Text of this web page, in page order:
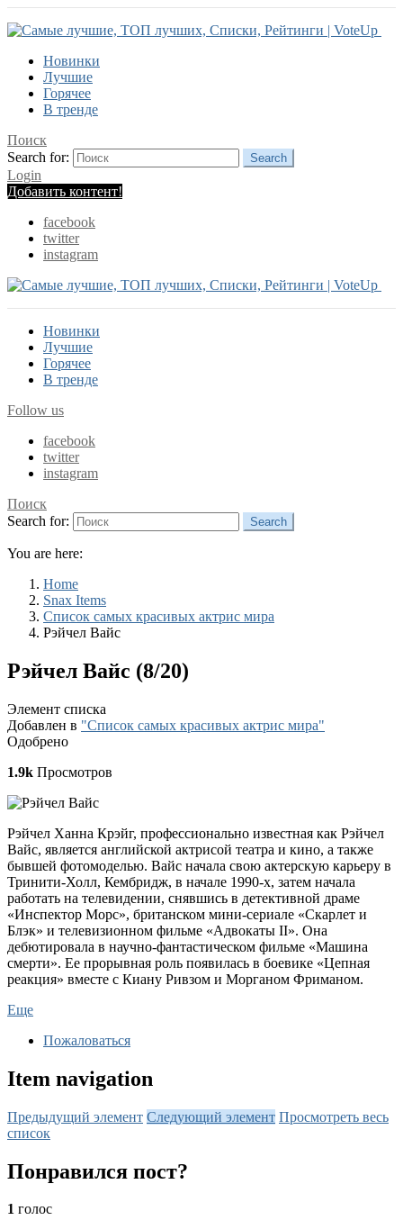
Новинки
Лучшие
Горячее
В тренде
Поиск
Search for:
Search
Login
Добавить контент!
facebook
twitter
instagram
Новинки
Лучшие
Горячее
В тренде
Follow us
facebook
twitter
instagram
Поиск
Search for:
Search
You are here:
Home
Snax Items
Список самых красивых актрис мира
Рэйчел Вайс
Рэйчел Вайс (8/20)
Элемент списка
Добавлен в "Список самых красивых актрис мира"
Одобрено
1.9k Просмотров
Рэйчел Ханна Крэйг, профессионально известная как Рэйчел
Вайс, является английской актрисой театра и кино, а также
бывшей фотомоделью. Вайс начала свою актерскую карьеру в
Тринити-Холл, Кембридж, в начале 1990-х, затем начала
работать на телевидении, снявшись в детективной драме
«Инспектор Морс», британском мини-сериале «Скарлет и
Блэк» и телевизионном фильме «Адвокаты II». Она
дебютировала в научно-фантастическом фильме «Машина
смерти». Ее прорывная роль появилась в боевике «Цепная
реакция» вместе с Киану Ривзом и Морганом Фриманом.
Еще
Пожаловаться
Item navigation
Предыдущий элемент Следующий элемент Просмотреть весь
список
Понравился пост?
1 голос